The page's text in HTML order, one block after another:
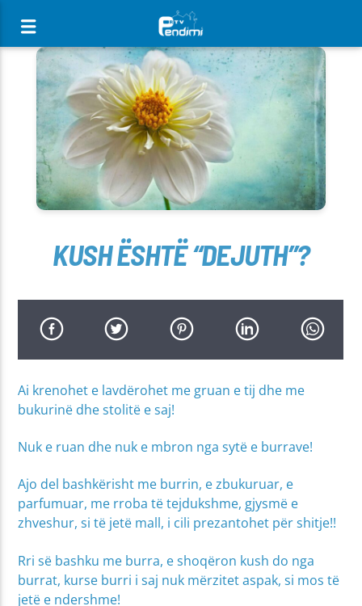
[There are no radio stations in the database]
KUSH ËSHTË “DEJUTH”?
Ai krenohet e lavdërohet me gruan e tij dhe me
bukurinë dhe stolitë e saj!
Nuk e ruan dhe nuk e mbron nga sytë e burrave!
Ajo del bashkërisht me burrin, e zbukuruar, e
parfumuar, me rroba të tejdukshme, gjysmë e
zhveshur, si të jetë mall, i cili prezantohet për shitje!!
Rri së bashku me burra, e shoqëron kush do nga
burrat, kurse burri i saj nuk mërzitet aspak, si mos të
jetë e ndershme!